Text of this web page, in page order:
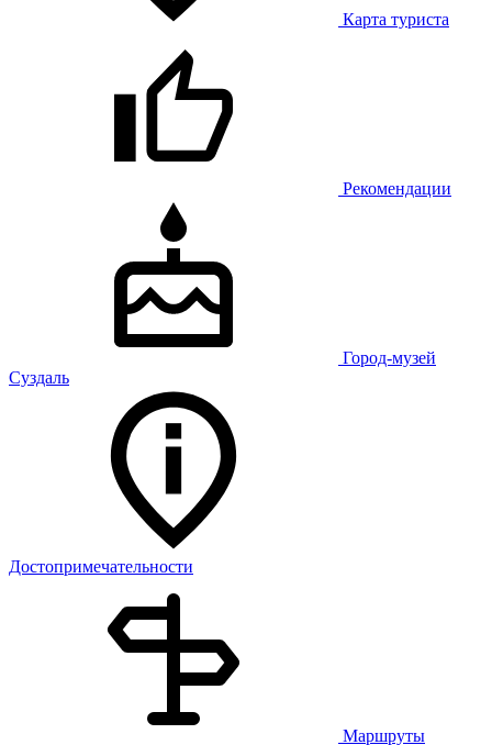
Карта туриста
Рекомендации
Город-музей
Суздаль
Достопримечательности
Маршруты